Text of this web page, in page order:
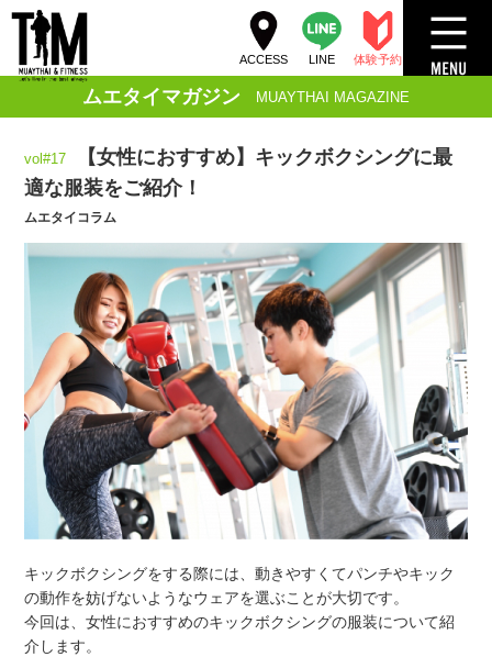
ACCESS LINE 体験予約
ムエタイマガジン MUAYTHAI MAGAZINE
vol#17
【女性におすすめ】キックボクシングに最
適な服装をご紹介！
ムエタイコラム
キックボクシングをする際には、動きやすくてパンチやキック
の動作を妨げないようなウェアを選ぶことが大切です。
今回は、女性におすすめのキックボクシングの服装について紹
介します。